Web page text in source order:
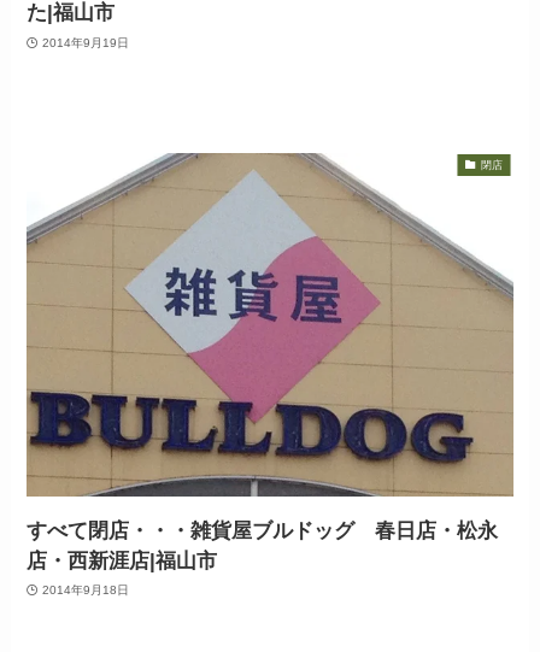
た|福山市
2014年9月19日
閉店
すべて閉店・・・雑貨屋ブルドッグ 春日店・松永
店・西新涯店|福山市
2014年9月18日